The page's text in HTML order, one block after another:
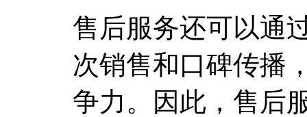
售后服务还可以通
次销售和口碑传播
争力。因此，售后